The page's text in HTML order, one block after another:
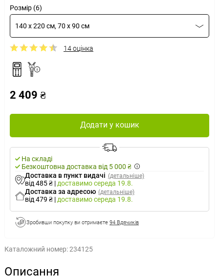
Розмір (6)
140 x 220 см, 70 x 90 см
14 оцінка
2 409 ₴
Додати у кошик
На складі
Безкоштовна доставка від 5 000 ₴
Доставка в пункт видачі (детальніше)
від 485 ₴ | доставимосереда 19.8.
Доставка за адресою (детальніше)
від 479 ₴ | доставимосереда 19.8.
Зробивши покупку ви отримаєте 94 Вдячиків
Каталожний номер:234125
Описання